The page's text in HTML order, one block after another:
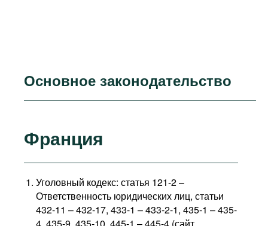
Основное законодательство
Франция
Уголовный кодекс: статья 121-2 –
Ответственность юридических лиц, статьи
432-11 – 432-17, 433-1 – 433-2-1, 435-1 – 435-